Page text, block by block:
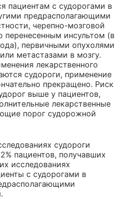
пациентам с судорогами в
предрасполагающими
черепно-мозговой
перенесенным инсультом (в
первичными опухолями
метастазами в мозгу.
лекарственного
судороги, применение
прекращено. Риск
выше у пациентов,
лекарственные
порог судорожной
судороги
пациентов, получавших
исследованиях
с судорогами в